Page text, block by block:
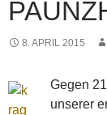
8. APRIL 2015
Gegen
unserer